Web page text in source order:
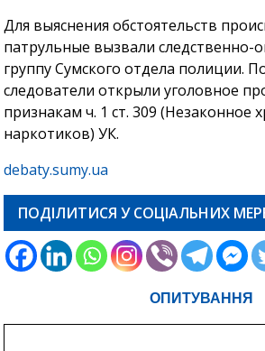
Для выяснения обстоятельств
патрульные вызвали следственно-
группу Сумского отдела полиции.
следователи открыли уголовное
признакам ч. 1 ст. 309 (Незаконное
наркотиков) УК.
debaty.sumy.ua
ПОДІЛИТИСЯ У СОЦІАЛЬНИХ
ОПИТУВАННЯ